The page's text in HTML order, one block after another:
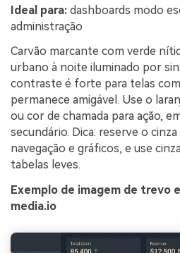
Ideal para: dashboards modo
administração
Carvão marcante com verde
urbano à noite iluminado por
contraste é forte para telas
permanece amigável. Use o
ou cor de chamada para ação,
secundário. Dica: reserve o
navegação e gráficos, e use
tabelas leves.
Exemplo de imagem de trevo
media.io